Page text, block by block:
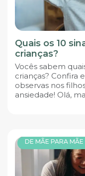
Quais os 10
crianças?
Vocês sabem
crianças? Confira
observas nos
ansiedade! Olá,
DE MÃE PARA MÃE